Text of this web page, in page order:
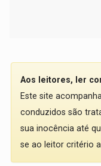
Aos leitores, ler
Este site
conduzidos são
sua inocência até
se ao leitor critério